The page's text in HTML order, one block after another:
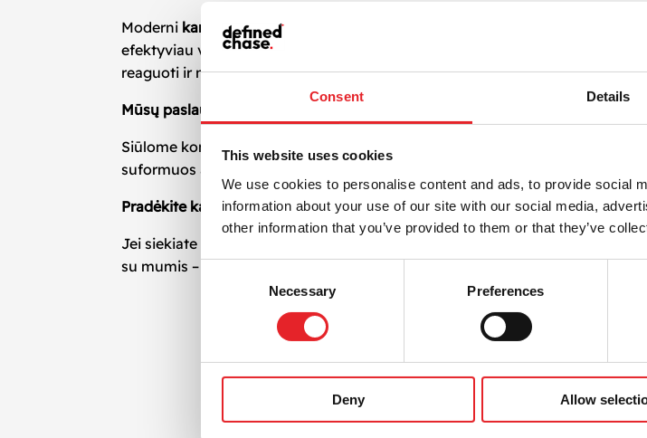
Consent Details
This website uses cookies
We use cookies to personalise content and ads, to provide social
information about your use of our site with our social media,
other information that you’ve provided to them or that they’ve
Necessary Preferences
Deny Allow
Moderni kampanijos strategija
neatsiejama nuo automatizacijos – el.
efektyviau valdyti komunikaciją ir taupyti išteklius. Be to, analizuodami
reaguoti ir nuolat tobulinti kampanijos struktūrą.
Mūsų paslaugos – Jūsų verslo rezultatams
Siūlome kompleksinę el. pašto rinkodaros paslaugą, kur
suformuos aiškią veiksmų seką, bet ir padės ją įgyvendinti nuo A iki Z: nuo
Pradėkite kampaniją su strategija, kuri veikia
Jei siekiate padidinti savo verslo matomumą ir klientų įsitraukimą per el.
su mumis – padėsime sukurti, įgyvendinti ir optimizuoti kampaniją, kuri